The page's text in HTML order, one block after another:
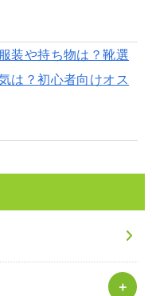
装や持ち物は？靴選
は？初心者向けオス